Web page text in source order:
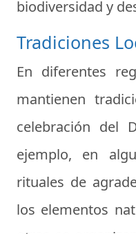
biodiversidad y
Tradiciones
En diferentes
mantienen
celebración del
ejemplo, en
rituales de
los elementos